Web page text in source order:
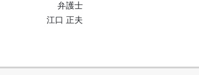
弁護士
江口 正夫